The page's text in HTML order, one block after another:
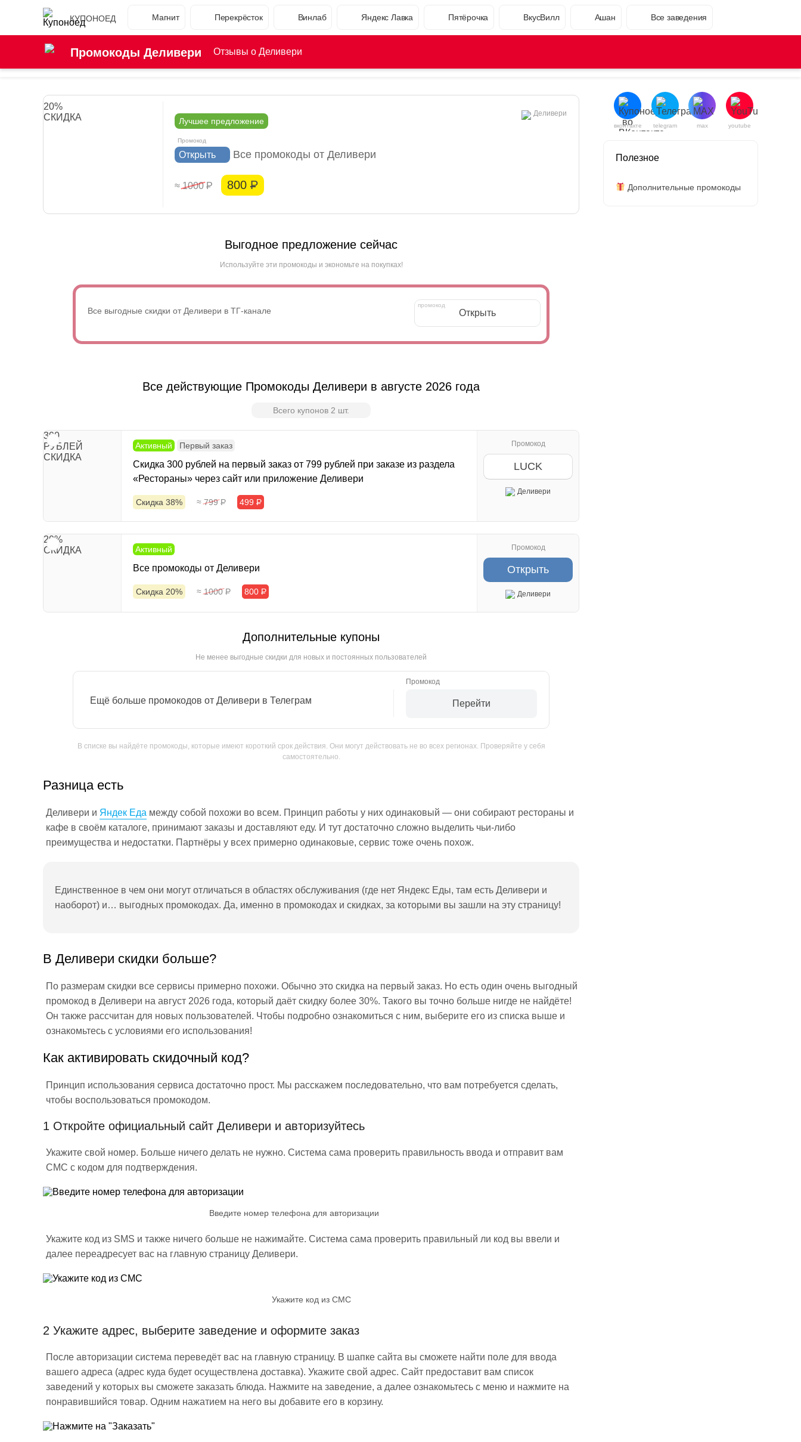
КУПОНОЕД Магнит Перекрёсток Винлаб Яндекс Лавка Пятёрочка ВкусВилл Ашан Все заведения
Промокоды Деливери Отзывы о Деливери
Деливери
20%
СКИДКА
Лучшее предложение
Открыть Все промокоды от Деливери
≈ 1000Р 800 Р
Выгодное предложение сейчас
Используйте эти промокоды и экономьте на покупках!
Все выгодные скидки от Деливери в ТГ-канале Открыть
Все действующие Промокоды Деливери в августе 2026 года
Всего купонов 2 шт.
300
РУБЛЕЙ
СКИДКА
Активный Первый заказ
Скидка 300 рублей на первый заказ от 799 рублей при заказе из раздела
«Рестораны» через сайт или приложение Деливери
Скидка 38% ≈ 799Р 499 Р
Промокод
LUCK
Деливери
20%
СКИДКА
Активный
Все промокоды от Деливери
Скидка 20% ≈ 1000Р 800 Р
Промокод
Открыть
Деливери
Дополнительные купоны
Не менее выгодные скидки для новых и постоянных пользователей
Ещё больше промокодов от Деливери в Телеграм Перейти
В списке вы найдёте промокоды, которые имеют короткий срок действия. Они могут действовать не во всех регионах. Проверяйте у себя
самостоятельно.
Разница есть
Деливери и Яндек Еда между собой похожи во всем. Принцип работы у них одинаковый — они собирают рестораны и
кафе в своём каталоге, принимают заказы и доставляют еду. И тут достаточно сложно выделить чьи-либо
преимущества и недостатки. Партнёры у всех примерно одинаковые, сервис тоже очень похож.
Единственное в чем они могут отличаться в областях обслуживания (где нет Яндекс Еды, там есть Деливери и
наоборот) и… выгодных промокодах. Да, именно в промокодах и скидках, за которыми вы зашли на эту страницу!
В Деливери скидки больше?
По размерам скидки все сервисы примерно похожи. Обычно это скидка на первый заказ. Но есть один очень выгодный
промокод в Деливери на август 2026 года, который даёт скидку более 30%. Такого вы точно больше нигде не найдёте!
Он также рассчитан для новых пользователей. Чтобы подробно ознакомиться с ним, выберите его из списка выше и
ознакомьтесь с условиями его использования!
Как активировать скидочный код?
Принцип использования сервиса достаточно прост. Мы расскажем последовательно, что вам потребуется сделать,
чтобы воспользоваться промокодом.
1 Откройте официальный сайт Деливери и авторизуйтесь
Укажите свой номер. Больше ничего делать не нужно. Система сама проверить правильность ввода и отправит вам
СМС с кодом для подтверждения.
Введите номер телефона для авторизации
Укажите код из SMS и также ничего больше не нажимайте. Система сама проверить правильный ли код вы ввели и
далее переадресует вас на главную страницу Деливери.
Укажите код из СМС
2 Укажите адрес, выберите заведение и оформите заказ
После авторизации система переведёт вас на главную страницу. В шапке сайта вы сможете найти поле для ввода
вашего адреса (адрес куда будет осуществлена доставка). Укажите свой адрес. Сайт предоставит вам список
заведений у которых вы сможете заказать блюда. Нажмите на заведение, а далее ознакомьтесь с меню и нажмите на
понравившийся товар. Одним нажатием на него вы добавите его в корзину.
вконтакте telegram max youtube
Полезное
Дополнительные промокоды